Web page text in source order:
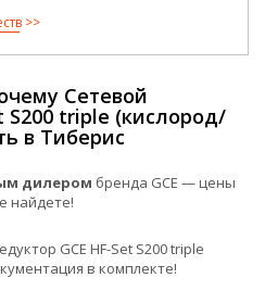
Сетевой
S200 triple (кислород/
в Тиберис
дилером бренда GCE — цены
найдете!
GCE HF-Set S200 triple
в комплекте!